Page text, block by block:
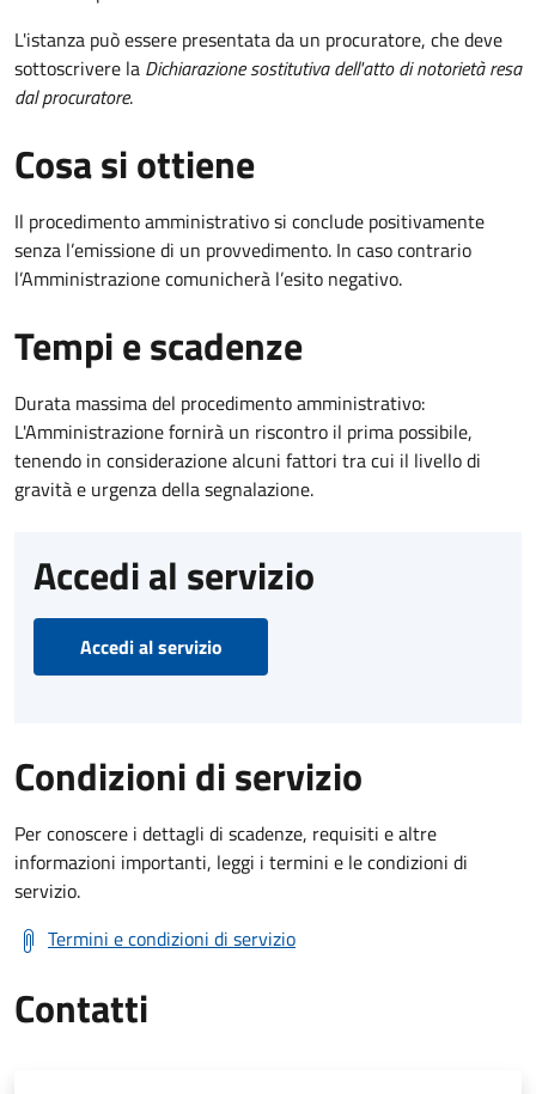
L'istanza può essere presentata da un procuratore, che deve
sottoscrivere la Dichiarazione sostitutiva dell'atto di notorietà resa
dal procuratore.
Cosa si ottiene
Il procedimento amministrativo si conclude positivamente
senza l’emissione di un provvedimento. In caso contrario
l’Amministrazione comunicherà l’esito negativo.
Tempi e scadenze
Durata massima del procedimento amministrativo:
L'Amministrazione fornirà un riscontro il prima possibile,
tenendo in considerazione alcuni fattori tra cui il livello di
gravità e urgenza della segnalazione.
Accedi al servizio
Accedi al servizio
Condizioni di servizio
Per conoscere i dettagli di scadenze, requisiti e altre
informazioni importanti, leggi i termini e le condizioni di
servizio.
Termini e condizioni di servizio
Contatti